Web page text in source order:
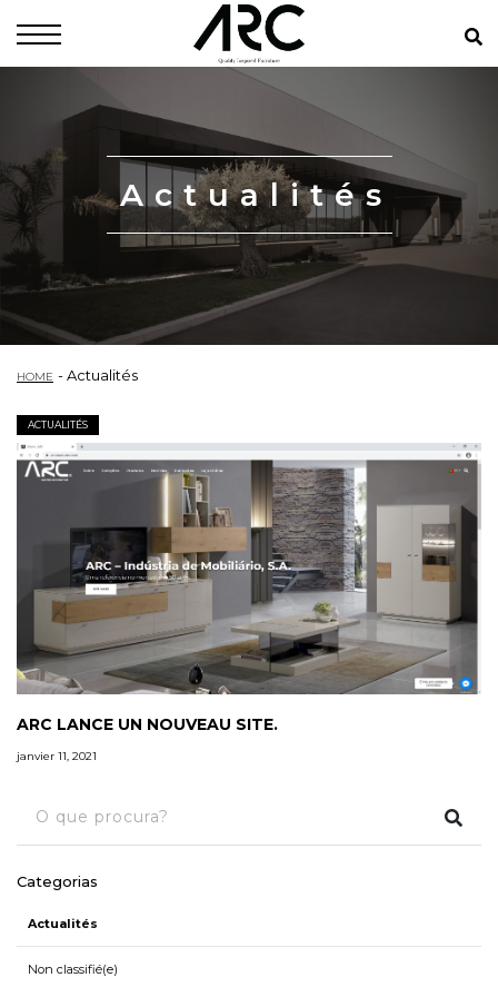
Actualités
HOME Actualités
ACTUALITÉS
ARC LANCE UN NOUVEAU SITE.
janvier 11, 2021
Categorias
Actualités
Non classifié(e)